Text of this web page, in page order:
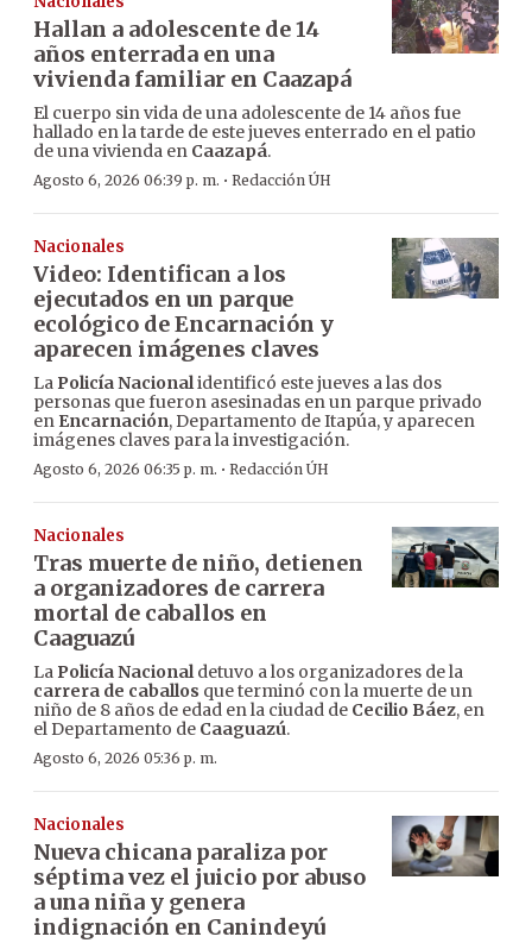
Hallan a adolescente de 14
años enterrada en una
vivienda familiar en Caazapá
El cuerpo sin vida de una adolescente de 14 años fue
hallado en la tarde de este jueves enterrado en el patio
de una vivienda en Caazapá.
Agosto 6, 2026 06:39 p. m. · Redacción ÚH
Nacionales
Video: Identifican a los
ejecutados en un parque
ecológico de Encarnación y
aparecen imágenes claves
La Policía Nacionalidentificó este jueves a las dos
personas que fueron asesinadas en un parque privado
en Encarnación, Departamento de Itapúa, y aparecen
imágenes claves para la investigación.
Agosto 6, 2026 06:35 p. m. · Redacción ÚH
Nacionales
Tras muerte de niño, detienen
a organizadores de carrera
mortal de caballos en
Caaguazú
La Policía Nacionaldetuvo a los organizadores de la
carrera de caballos que terminó con la muerte de un
niño de 8 años de edad en la ciudad de Cecilio Báez, en
el Departamento de Caaguazú.
Agosto 6, 2026 05:36 p. m.
Nacionales
Nueva chicana paraliza por
séptima vez el juicio por abuso
a una niña y genera
indignación en Canindeyú